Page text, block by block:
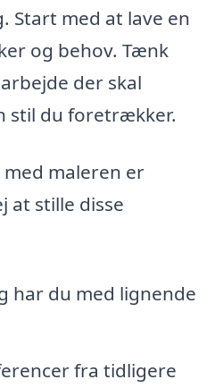
Start med at lave en
og behov. Tænk
der skal
stil du foretrækker.
maleren er
at stille disse
har du med lignende
fra tidligere